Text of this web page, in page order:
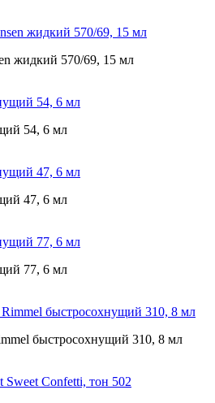
жидкий 570/69, 15 мл
54, 6 мл
47, 6 мл
77, 6 мл
быстросохнущий 310, 8 мл